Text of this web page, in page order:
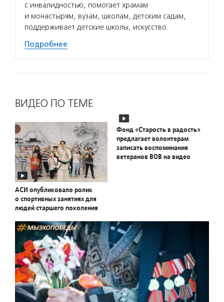
с инвалидностью, помогает храмам
и монастырям, вузам, школам, детским садам,
поддерживает детские школы, искусство.
Подробнее
ВИДЕО ПО ТЕМЕ
АСИ опубликовало ролик
о спортивных занятиях для
людей старшего поколения
Фонд «Старость в радость»
предлагает волонтерам
записать воспоминания
ветеранов ВОВ на видео